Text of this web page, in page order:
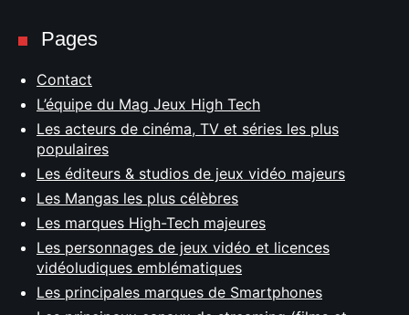
Pages
Contact
L’équipe du Mag Jeux High Tech
Les acteurs de cinéma, TV et séries les plus
populaires
Les éditeurs & studios de jeux vidéo majeurs
Les Mangas les plus célèbres
Les marques High-Tech majeures
Les personnages de jeux vidéo et licences
vidéoludiques emblématiques
Les principales marques de Smartphones